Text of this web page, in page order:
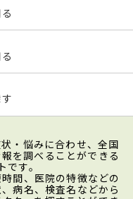
・悩みに合わせ、全国
を調べることができる
す。
間、医院の特徴などの
病名、検査名などから